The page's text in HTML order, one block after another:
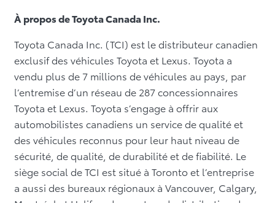
À propos de Toyota Canada Inc.
Toyota Canada Inc. (TCI) est le distributeur canadien
exclusif des véhicules Toyota et Lexus. Toyota a
vendu plus de 7 millions de véhicules au pays, par
l’entremise d’un réseau de 287 concessionnaires
Toyota et Lexus. Toyota s’engage à offrir aux
automobilistes canadiens un service de qualité et
des véhicules reconnus pour leur haut niveau de
sécurité, de qualité, de durabilité et de fiabilité. Le
siège social de TCI est situé à Toronto et l’entreprise
a aussi des bureaux régionaux à Vancouver, Calgary,